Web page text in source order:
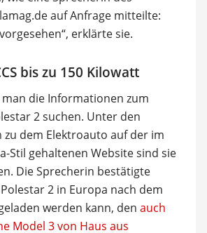
auf Anfrage mitteilte:
erklärte sie.
bis zu 150 Kilowatt
die Informationen zum
2 suchen. Unter den
zu dem Elektroauto auf der im
Stil gehaltenen Website sind sie
Die Sprecherin bestätigte
2 in Europa nach dem
werden kann, den auch
Model 3 von Haus aus